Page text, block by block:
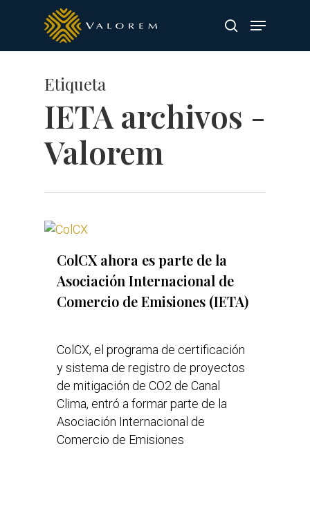
search
Menu
Etiqueta
IETA archivos -
Valorem
ColCX ahora es parte de la
Asociación Internacional de
Comercio de Emisiones (IETA)
ColCX, el programa de certificación
y sistema de registro de proyectos
de mitigación de CO2 de Canal
Clima, entró a formar parte de la
Asociación Internacional de
Comercio de Emisiones